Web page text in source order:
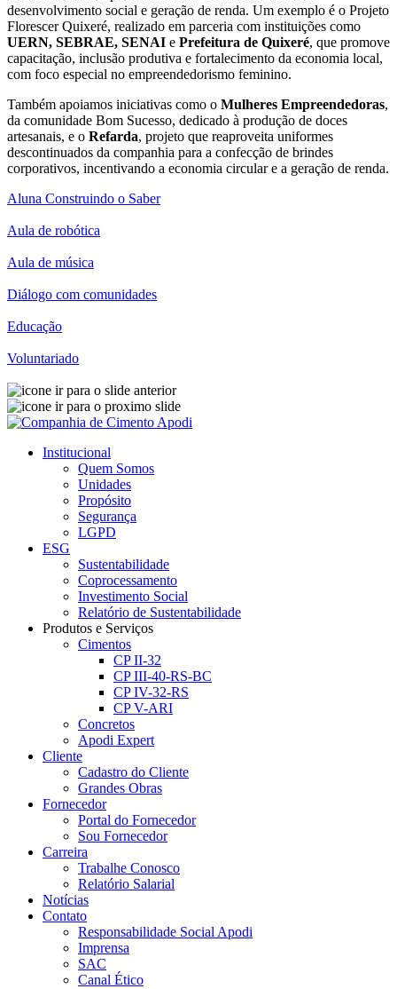
desenvolvimento social e geração de renda. Um exemplo é o Projeto
Florescer Quixeré, realizado em parceria com instituições como
UERN, SEBRAE, SENAI e Prefeitura de Quixeré, que promove
capacitação, inclusão produtiva e fortalecimento da economia local,
com foco especial no empreendedorismo feminino.
Também apoiamos iniciativas como o Mulheres Empreendedoras,
da comunidade Bom Sucesso, dedicado à produção de doces
artesanais, e o Refarda, projeto que reaproveita uniformes
descontinuados da companhia para a confecção de brindes
corporativos, incentivando a economia circular e a geração de renda.
Aluna Construindo o Saber
Aula de robótica
Aula de música
Diálogo com comunidades
Educação
Voluntariado
Institucional
Quem Somos
Unidades
Propósito
Segurança
LGPD
ESG
Sustentabilidade
Coprocessamento
Investimento Social
Relatório de Sustentabilidade
Produtos e Serviços
Cimentos
CP II-32
CP III-40-RS-BC
CP IV-32-RS
CP V-ARI
Concretos
Apodi Expert
Cliente
Cadastro do Cliente
Grandes Obras
Fornecedor
Portal do Fornecedor
Sou Fornecedor
Carreira
Trabalhe Conosco
Relatório Salarial
Notícias
Contato
Responsabilidade Social Apodi
Imprensa
SAC
Canal Ético